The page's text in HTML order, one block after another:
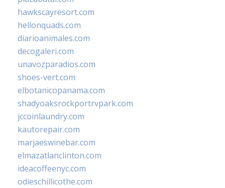
hawkscayresort.com
hellonquads.com
diarioanimales.com
decogaleri.com
unavozparadios.com
shoes-vert.com
elbotanicopanama.com
shadyoaksrockportrvpark.com
jccoinlaundry.com
kautorepair.com
marjaeswinebar.com
elmazatlanclinton.com
ideacoffeenyc.com
odieschillicothe.com